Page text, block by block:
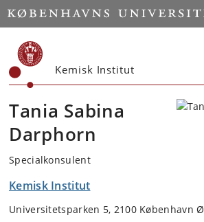
Start
Kemisk Institut
Tania Sabina
Darphorn
Specialkonsulent
Kemisk Institut
Universitetsparken 5, 2100 København Ø